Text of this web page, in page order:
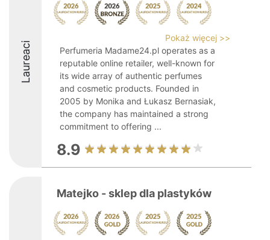
Laureaci
Pokaż więcej >>
Perfumeria Madame24.pl operates as a
reputable online retailer, well-known for
its wide array of authentic perfumes
and cosmetic products. Founded in
2005 by Monika and Łukasz Bernasiak,
the company has maintained a strong
commitment to offering ...
8.9
Matejko - sklep dla plastyków